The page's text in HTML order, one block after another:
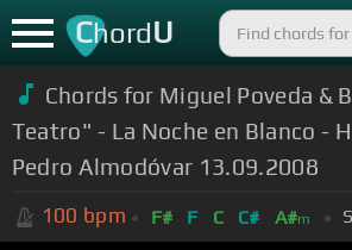
ChordU
Chords for Miguel Poveda &
Teatro" - La Noche en Blanco -
Pedro Almodóvar 13.09.2008
100 bpm F# F C C# A#m